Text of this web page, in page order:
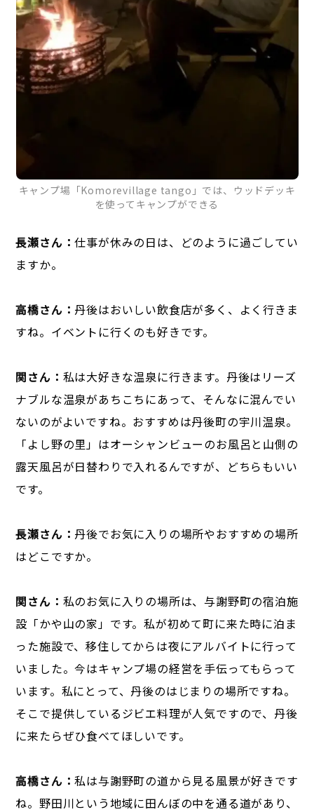
キャンプ場「Komorevillage tango」では、ウッドデッキ
を使ってキャンプができる
長瀬さん：仕事が休みの日は、どのように過ごしてい
ますか。
高橋さん： 丹後はおいしい飲食店が多く、よく行きま
すね。イベントに行くのも好きです。
関さん： 私は大好きな温泉に行きます。丹後はリーズ
ナブルな温泉があちこちにあって、そんなに混んでい
ないのがよいですね。おすすめは丹後町の宇川温泉。
「よし野の里」はオーシャンビューのお風呂と山側の
露天風呂が日替わりで入れるんですが、どちらもいい
です。
長瀬さん： 丹後でお気に入りの場所やおすすめの場所
はどこですか。
関さん： 私のお気に入りの場所は、与謝野町の宿泊施
設「かや山の家」です。私が初めて町に来た時に泊ま
った施設で、移住してからは夜にアルバイトに行って
いました。今はキャンプ場の経営を手伝ってもらって
います。私にとって、丹後のはじまりの場所ですね。
そこで提供しているジビエ料理が人気ですので、丹後
に来たらぜひ食べてほしいです。
高橋さん：私は与謝野町の道から見る風景が好きです
ね。野田川という地域に田んぼの中を通る道があり、